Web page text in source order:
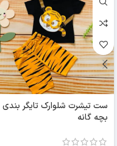
ست تیشرت شلوارک تایگر بندی
بچه گانه